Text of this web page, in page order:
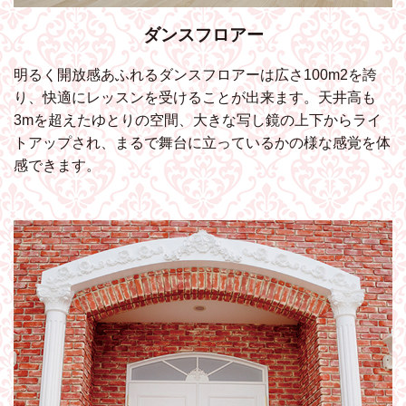
ダンスフロアー
明るく開放感あふれるダンスフロアーは広さ100m2を誇
り、快適にレッスンを受けることが出来ます。天井高も
3mを超えたゆとりの空間、大きな写し鏡の上下からライ
トアップされ、まるで舞台に立っているかの様な感覚を体
感できます。